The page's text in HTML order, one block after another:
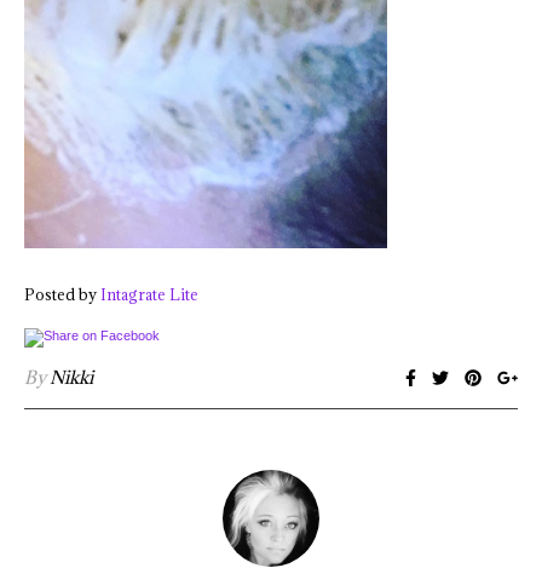
Posted by Intagrate Lite
ByNikki